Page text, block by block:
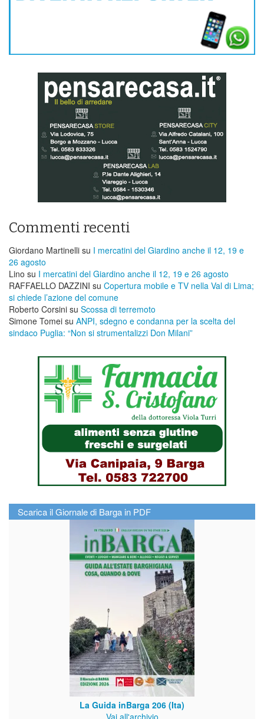
Commenti recenti
Giordano Martinelli su I mercatini del Giardino anche il 12, 19 e
26 agosto
Lino su I mercatini del Giardino anche il 12, 19 e 26 agosto
RAFFAELLO DAZZINI su ​Copertura mobile e TV nella Val di Lima;
si chiede l’azione del comune
Roberto Corsini su Scossa di terremoto
Simone Tomei su ANPI, sdegno e condanna per la scelta del
sindaco Puglia: “Non si strumentalizzi Don Milani”
Scarica il Giornale di Barga in PDF
La Guida inBarga 206 (Ita)
Vai all'archivio